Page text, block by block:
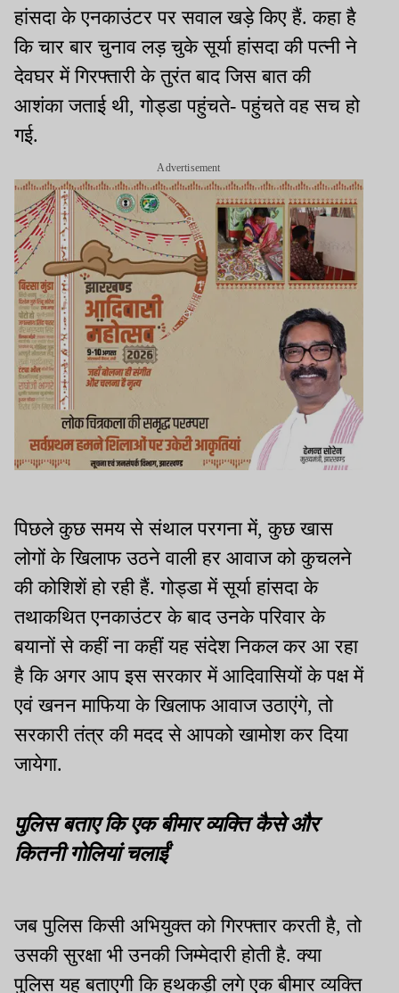
हांसदा के एनकाउंटर पर सवाल खड़े किए हैं. कहा है
कि चार बार चुनाव लड़ चुके सूर्या हांसदा की पत्नी ने
देवघर में गिरफ्तारी के तुरंत बाद जिस बात की
आशंका जताई थी, गोड्डा पहुंचते- पहुंचते वह सच हो
गई.
Advertisement
पिछले कुछ समय से संथाल परगना में, कुछ खास
लोगों के खिलाफ उठने वाली हर आवाज को कुचलने
की कोशिशें हो रही हैं. गोड्डा में सूर्या हांसदा के
तथाकथित एनकाउंटर के बाद उनके परिवार के
बयानों से कहीं ना कहीं यह संदेश निकल कर आ रहा
है कि अगर आप इस सरकार में आदिवासियों के पक्ष में
एवं खनन माफिया के खिलाफ आवाज उठाएंगे, तो
सरकारी तंत्र की मदद से आपको खामोश कर दिया
जायेगा.
पुलिस बताए कि एक बीमार व्यक्ति कैसे और
कितनी गोलियां चलाईं
जब पुलिस किसी अभियुक्त को गिरफ्तार करती है, तो
उसकी सुरक्षा भी उनकी जिम्मेदारी होती है. क्या
पुलिस यह बताएगी कि हथकड़ी लगे एक बीमार व्यक्ति